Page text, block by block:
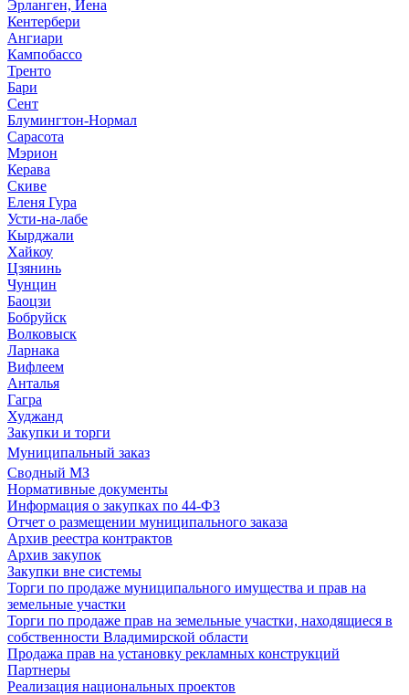
Эрланген, Йена
Кентербери
Ангиари
Кампобассо
Тренто
Бари
Сент
Блумингтон-Нормал
Сарасота
Мэрион
Керава
Скиве
Еленя Гура
Усти-на-лабе
Кырджали
Хайкоу
Цзянинь
Чунцин
Баоцзи
Бобруйск
Волковыск
Ларнака
Вифлеем
Анталья
Гагра
Худжанд
Закупки и торги
Муниципальный заказ
Сводный МЗ
Нормативные документы
Информация о закупках по 44-ФЗ
Отчет о размещении муниципального заказа
Архив реестра контрактов
Архив закупок
Закупки вне системы
Торги по продаже муниципального имущества и прав на
земельные участки
Торги по продаже прав на земельные участки, находящиеся в
собственности Владимирской области
Продажа прав на установку рекламных конструкций
Партнеры
Реализация национальных проектов